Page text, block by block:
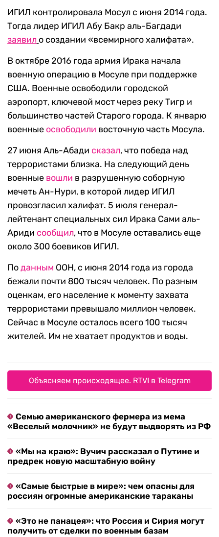
ИГИЛ контролировала Мосул с июня 2014 года.
Тогда лидер ИГИЛ Абу Бакр аль-Багдади
заявил о создании «всемирного халифата».
В октябре 2016 года армия Ирака начала
военную операцию в Мосуле при поддержке
США. Военные освободили городской
аэропорт, ключевой мост через реку Тигр и
большинство частей Старого города. К январю
военные освободили восточную часть Мосула.
27 июня Аль-Абади сказал, что победа над
террористами близка. На следующий день
военные вошли в разрушенную соборную
мечеть Ан-Нури, в которой лидер ИГИЛ
провозгласил халифат. 5 июля генерал-
лейтенант специальных сил Ирака Сами аль-
Ариди сообщил, что в Мосуле оставались еще
около 300 боевиков ИГИЛ.
Поданным ООН, с июня 2014 года из города
бежали почти 800 тысяч человек. По разным
оценкам, его население к моменту захвата
террористами превышало миллион человек.
Сейчас в Мосуле осталось всего 100 тысяч
жителей. Им не хватает продуктов и воды.
Объясняем происходящее. RTVI в Telegram
Семью американского фермера из мема
«Веселый молочник» не будут выдворять из РФ
«Мы на краю»: Вучич рассказал о Путине и
предрек новую масштабную войну
«Самые быстрые в мире»: чем опасны для
россиян огромные американские тараканы
«Это не панацея»: что Россия и Сирия могут
получить от сделки по военным базам